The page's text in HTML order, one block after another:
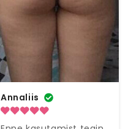
Annaliis